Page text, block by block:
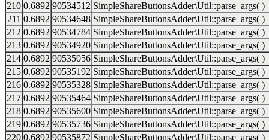
210 0.6892 90534512 SimpleShareButtonsAdder\Util::parse_args( )
211 0.6892 90534648 SimpleShareButtonsAdder\Util::parse_args( )
212 0.6892 90534784 SimpleShareButtonsAdder\Util::parse_args( )
213 0.6892 90534920 SimpleShareButtonsAdder\Util::parse_args( )
214 0.6892 90535056 SimpleShareButtonsAdder\Util::parse_args( )
215 0.6892 90535192 SimpleShareButtonsAdder\Util::parse_args( )
216 0.6892 90535328 SimpleShareButtonsAdder\Util::parse_args( )
217 0.6892 90535464 SimpleShareButtonsAdder\Util::parse_args( )
218 0.6892 90535600 SimpleShareButtonsAdder\Util::parse_args( )
219 0.6892 90535736 SimpleShareButtonsAdder\Util::parse_args( )
220 0.6892 90535872 SimpleShareButtonsAdder\Util::parse_args( )